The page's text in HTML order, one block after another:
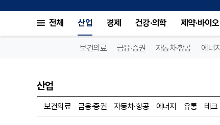
전체 산업 경제 건강·의학 제약·바이오
보건의료 금융·증권 자동차·항공 에너지
산업
보건의료 금융·증권 자동차·항공 에너지 유통 테크